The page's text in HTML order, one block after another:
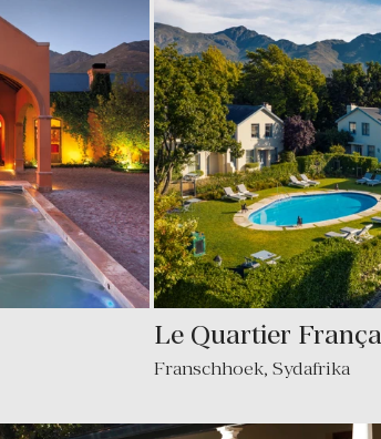
Le Quartier
Franschhoek, Sydafrika